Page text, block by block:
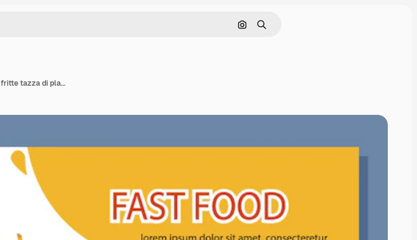
Cerca per immagine
Ricerca
Fast food banner landing page design hamburger e patatine fritte tazza di plastica di soda menu di caffè e